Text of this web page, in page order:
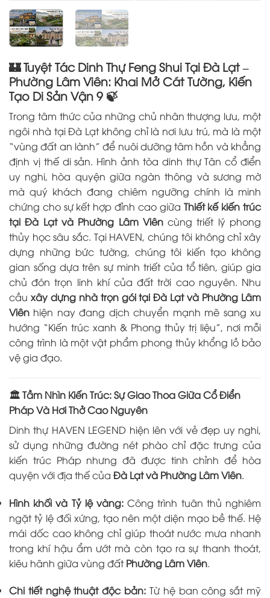
🏰 Tuyệt Tác Dinh Thự Feng Shui Tại Đà Lạt –
Phường Lâm Viên: Khai Mở Cát Tường, Kiến
Tạo Di Sản Vận 9 🍃
Trong tâm thức của những chủ nhân thượng lưu, một
ngôi nhà tại Đà Lạt không chỉ là nơi lưu trú, mà là một
“vùng đất an lành” để nuôi dưỡng tâm hồn và khẳng
định vị thế di sản. Hình ảnh tòa dinh thự Tân cổ điển
uy nghi, hòa quyện giữa ngàn thông và sương mờ
mà quý khách đang chiêm ngưỡng chính là minh
chứng cho sự kết hợp đỉnh cao giữa Thiết kế kiến trúc
tại Đà Lạt và Phường Lâm Viêncùng triết lý phong
thủy học sâu sắc. Tại HAVEN, chúng tôi không chỉ xây
dựng những bức tường, chúng tôi kiến tạo không
gian sống dựa trên sự minh triết của tổ tiên, giúp gia
chủ đón trọn linh khí của đất trời cao nguyên. Nhu
cầu xây dựng nhà trọn gói tại Đà Lạt và Phường Lâm
Viên hiện nay đang dịch chuyển mạnh mẽ sang xu
hướng “Kiến trúc xanh & Phong thủy trị liệu”, nơi mỗi
công trình là một vật phẩm phong thủy khổng lồ bảo
vệ gia đạo.
🏛️ Tầm Nhìn Kiến Trúc: Sự Giao Thoa Giữa Cổ Điển
Pháp Và Hơi Thở Cao Nguyên
Dinh thự HAVEN LEGEND hiện lên với vẻ đẹp uy nghi,
sử dụng những đường nét phào chỉ đặc trưng của
kiến trúc Pháp nhưng đã được tinh chỉnh để hòa
quyện với địa thế của Đà Lạt và Phường Lâm Viên.
Hình khối và Tỷ lệ vàng: Công trình tuân thủ nghiêm
ngặt tỷ lệ đối xứng, tạo nên một diện mạo bề thế. Hệ
mái dốc cao không chỉ giúp thoát nước mưa nhanh
trong khí hậu ẩm ướt mà còn tạo ra sự thanh thoát,
kiêu hãnh giữa vùng đấtPhường Lâm Viên.
Chi tiết nghệ thuật độc bản: Từ hệ ban công sắt mỹ